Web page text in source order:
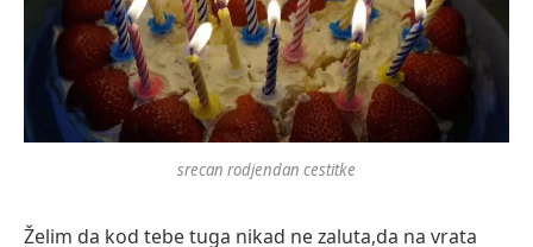
srecan rodjendan cestitke
Želim da kod tebe tuga nikad ne zaluta,da na vrata